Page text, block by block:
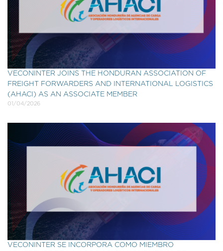
VECONINTER JOINS THE HONDURAN ASSOCIATION OF
FREIGHT FORWARDERS AND INTERNATIONAL LOGISTICS
(AHACI) AS AN ASSOCIATE MEMBER
01/04/2026
VECONINTER SE INCORPORA COMO MIEMBRO